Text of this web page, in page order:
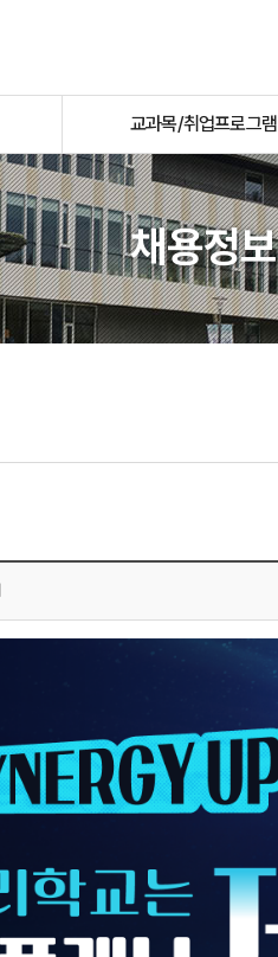
교과목/취업프로그램
채용정보